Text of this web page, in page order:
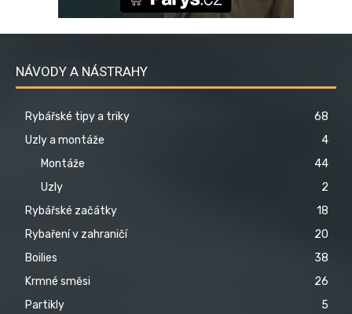
NÁVODY A NÁSTRAHY
Rybářské tipy a triky
68
Uzly a montáže
4
Montáže
44
Uzly
2
Rybářské začátky
18
Rybaření v zahraničí
20
Boilies
38
Krmné směsi
26
Partikly
5